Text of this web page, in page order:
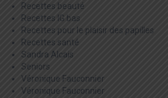
Recettes beauté
Recettes IG bas
Recettes pour le plaisir des papilles
Recettes santé
Sandra Alcais
Seniors
Véronique Fauconnier
Véronique Fauconnier